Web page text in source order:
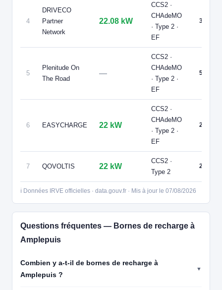
4
DRIVECO
Partner
Network
22.08 kW
CCS2 ·
CHAdeMO
· Type 2 ·
EF
3
5
Plenitude On
The Road
—
CCS2 ·
CHAdeMO
· Type 2 ·
EF
5
6 EASYCHARGE 22 kW
CCS2 ·
CHAdeMO
· Type 2 ·
EF
2
7 QOVOLTIS 22 kW
CCS2 ·
Type 2
2
ℹ️ Données IRVE officielles · data.gouv.fr · Mis à jour le 07/08/2026
Questions fréquentes — Bornes de recharge à
Amplepuis
Combien y a-t-il de bornes de recharge à
Amplepuis ?